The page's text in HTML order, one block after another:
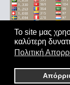
Το site μας
καλύτερη
Πολιτική
Αρχική|'Οροι
παντός